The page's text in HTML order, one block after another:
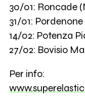
30/01: Roncade
31/01:
14/02: Potenza
27/02: Bovisio
Per info: